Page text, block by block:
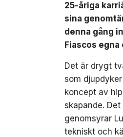
25-åriga
sina
denna gång
Fiascos
Det är drygt
som
koncept av
skapande.
genomsyrar
tekniskt och